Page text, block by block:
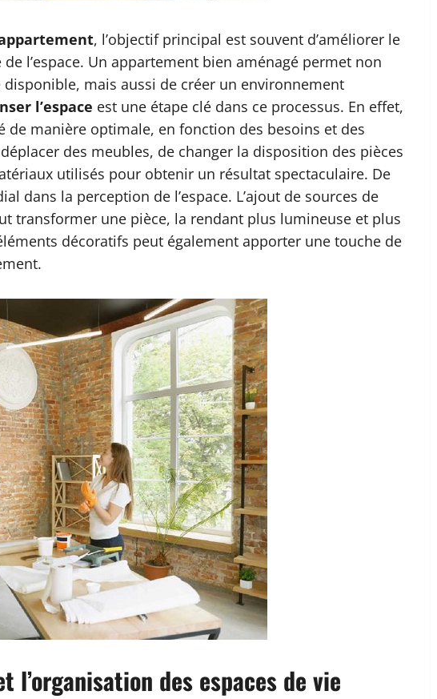
, l’objectif principal est souvent d’améliorer le
l’espace. Un appartement bien aménagé permet non
disponible, mais aussi de créer un environnement
l’espace est une étape clé dans ce processus. En effet,
de manière optimale, en fonction des besoins et des
des meubles, de changer la disposition des pièces
utilisés pour obtenir un résultat spectaculaire. De
dans la perception de l’espace. L’ajout de sources de
transformer une pièce, la rendant plus lumineuse et plus
décoratifs peut également apporter une touche de
l’organisation des espaces de vie